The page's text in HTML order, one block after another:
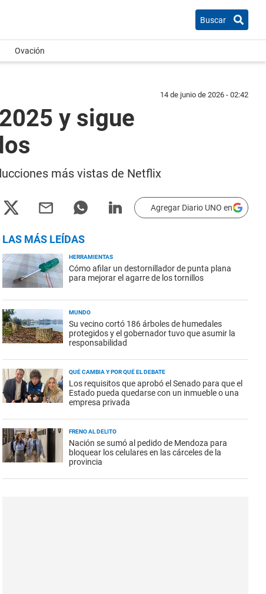
Buscar
Ovación
14 de junio de 2026 - 02:42
y sigue
más vistas de Netflix
Agregar Diario UNO en
LAS MÁS LEÍDAS
HERRAMIENTAS
Cómo afilar un destornillador de punta plana
para mejorar el agarre de los tornillos
MUNDO
Su vecino cortó 186 árboles de humedales
protegidos y el gobernador tuvo que asumir la
responsabilidad
QUÉ CAMBIA Y POR QUÉ EL DEBATE
Los requisitos que aprobó el Senado para que el
Estado pueda quedarse con un inmueble o una
empresa privada
FRENO AL DELITO
Nación se sumó al pedido de Mendoza para
bloquear los celulares en las cárceles de la
provincia